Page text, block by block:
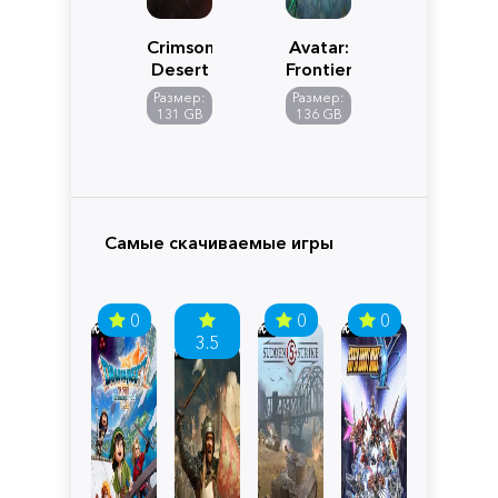
Crimson
Desert
Размер:
131 GB
Avatar:
Frontiers
of
Pandora
Размер:
136 GB
Самые скачиваемые игры
0
3.5
0 0